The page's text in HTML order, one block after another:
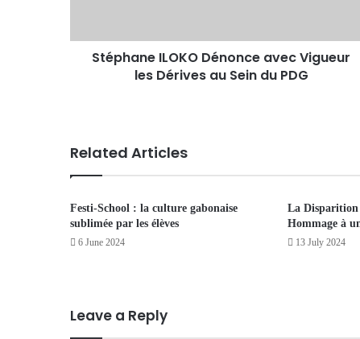
Stéphane ILOKO Dénonce avec Vigueur
les Dérives au Sein du PDG
Related Articles
Festi-School : la culture gabonaise
sublimée par les élèves
6 June 2024
La Disparition
Hommage à
13 July 2024
Leave a Reply